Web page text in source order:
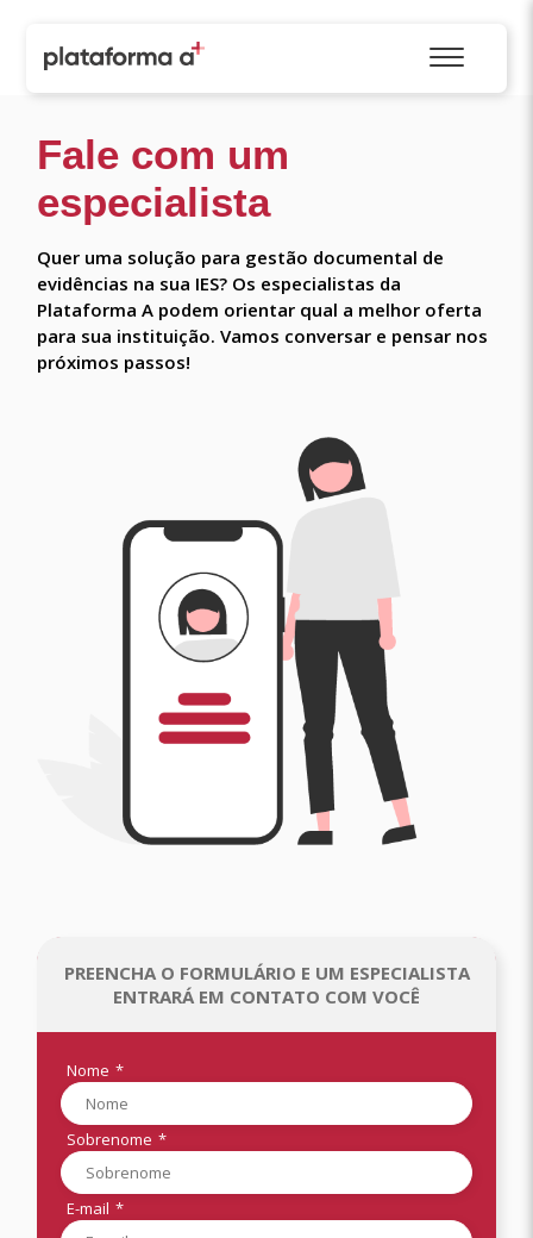
Fale com um
especialista
Quer uma solução para gestão documental de
evidências na sua IES? Os especialistas da
Plataforma A podem orientar qual a melhor oferta
para sua instituição. Vamos conversar e pensar nos
próximos passos!
PREENCHA O FORMULÁRIO E UM ESPECIALISTA
ENTRARÁ EM CONTATO COM VOCÊ
Nome *
Sobrenome *
E-mail *